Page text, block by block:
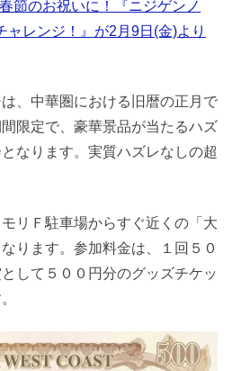
節のお祝いに！『ニジゲンノ
ャレンジ！』が2月9日(金)より
、中華圏における旧暦の正月で
限定で、豪華景品が当たるハズ
なります。実質ハズレなしの超
リＦ駐車場からすぐ近くの「大
ります。参加料金は、１回５０
して５００円分のグッズチケッ